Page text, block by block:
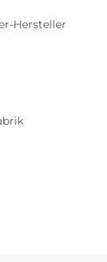
Hersteller